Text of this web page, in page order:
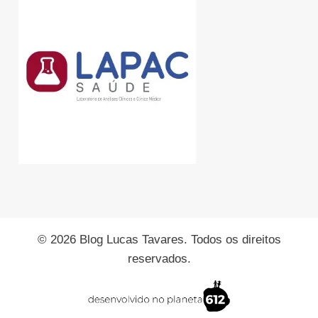
© 2026 Blog Lucas Tavares. Todos os direitos
reservados.